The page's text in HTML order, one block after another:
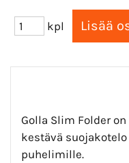
kpl
Golla Slim Folder
kestävä
puhelimille.